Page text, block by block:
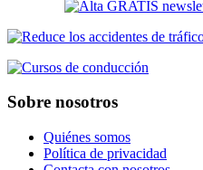
Sobre nosotros
Quiénes somos
Política de privacidad